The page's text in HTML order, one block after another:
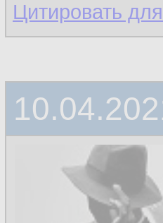
Цитировать